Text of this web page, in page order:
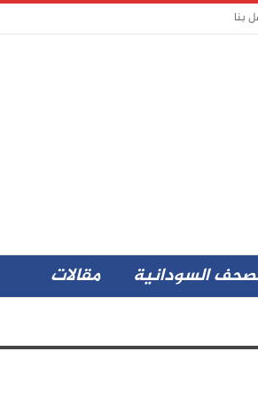
بنا
السودانية مقالات